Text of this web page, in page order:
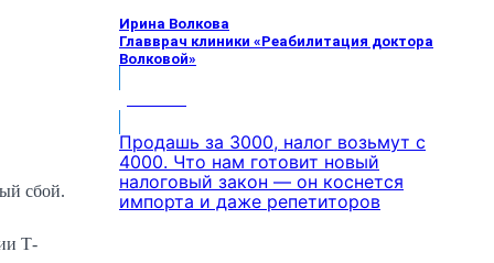
сбой.
Т-
Ирина Волкова
Главврач клиники «Реабилитация доктора
Волковой»
Продашь за 3000, налог возьмут с
4000. Что нам готовит новый
налоговый закон — он коснется
импорта и даже репетиторов